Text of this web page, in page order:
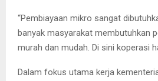
“Pembiayaan mikro sangat
banyak masyarakat membutuhkan
murah dan mudah. Di sini koperasi
Dalam fokus utama kerja